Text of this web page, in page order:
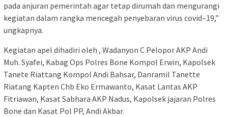
pada anjuran pemerintah agar tetap dirumah dan mengurangi
kegiatan dalam rangka mencegah penyebaran virus covid–19,”
ungkapnya.
Kegiatan apel dihadiri oleh , Wadanyon C Pelopor AKP Andi
Muh. Syafei, Kabag Ops Polres Bone Kompol Erwin, Kapolsek
Tanete Riattang Kompol Andi Bahsar, Danramil Tanette
Riatang Kapten Chb Eko Ermawanto, Kasat Lantas AKP
Fitriawan, Kasat Sabhara AKP Nadus, Kapolsek jajaran Polres
Bone dan Kasat Pol PP, Andi Akbar.